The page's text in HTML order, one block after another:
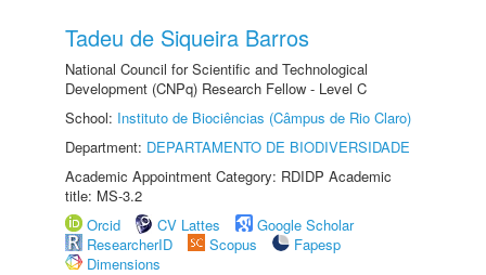
Tadeu de Siqueira Barros
National Council for Scientific and Technological
Development (CNPq) Research Fellow - Level C
School: Instituto de Biociências (Câmpus de Rio Claro)
Department: DEPARTAMENTO DE BIODIVERSIDADE
Academic Appointment Category: RDIDP Academic
title: MS-3.2
Orcid
CV Lattes
Google Scholar
ResearcherID
Scopus
Fapesp
Dimensions